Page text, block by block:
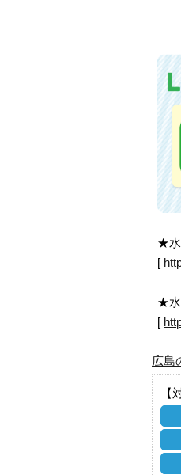
★水
[
★水
[
広島
【